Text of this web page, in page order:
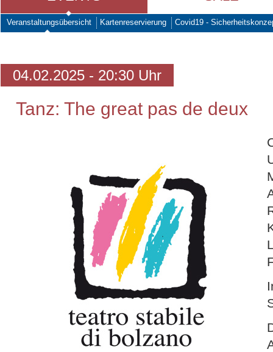
Veranstaltungsübersicht Kartenreservierung Covid19 -
04.02.2025 - 20:30 Uhr
Tanz: The great pas de deux